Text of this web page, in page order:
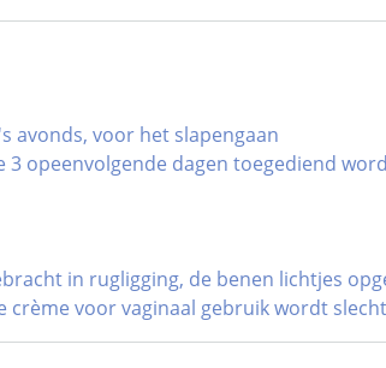
avonds, voor het slapengaan
opeenvolgende dagen toegediend
in rugligging, de benen lichtjes
crème voor vaginaal gebruik wordt